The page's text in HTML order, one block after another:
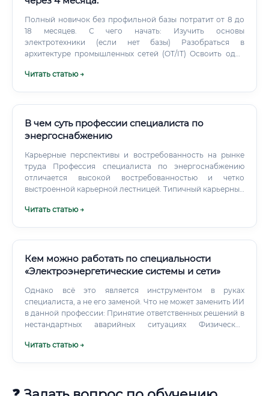
Полный новичок без профильной базы потратит от 8 до
18 месяцев. С чего начать: Изучить основы
электротехники (если нет базы) Разобраться в
архитектуре промышленных сетей (OT/IT) Освоить одну
Изучить протокол Modbus и базовые принципы IEC 61850
следующие критерии: Форматы обучения: ✅ Онлайн-
курсы (Stepik, Skillbox, «Нетология», «Яндекс Практикум»
автоматизация / цифровая энергетика) ✅ Корпоративные
учебные центры при Schneider Electric, Siemens, ABB ✅
Программы повышения квалификации при ведущих
технических университетах (НИУ «МЭИ», МФТИ, УрФУ,
CAP), GICSP (кибербезопасность АСУ ТП) Сколько
быстро окупаемых инвестиций на рынке
дополнительного профессионального образования.
Читать статью →
В чем суть профессии специалиста по
энергоснабжению
Карьерные перспективы и востребованность на рынке
труда Профессия специалиста по энергоснабжению
отличается высокой востребованностью и четко
выстроенной карьерной лестницей. Типичный карьерный
категории → Инженер 2-й категории → Инженер 1-й
Читать статью →
Кем можно работать по специальности
«Электроэнергетические системы и сети»
Однако всё это является инструментом в руках
специалиста, а не его заменой. Что не может заменить ИИ
в данной профессии: Принятие ответственных решений в
нестандартных аварийных ситуациях Физическое
пусконаладочных работах Взаимодействие с людьми:
Профессия трансформируется: инженеры будущего
Читать статью →